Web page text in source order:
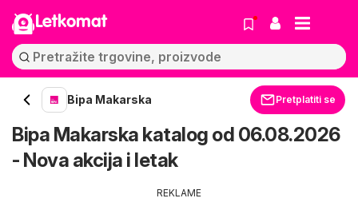
Letkomat
Bipa Makarska Pretplatiti se
Bipa Makarska katalog od 06.08.2026
- Nova akcija i letak
REKLAME